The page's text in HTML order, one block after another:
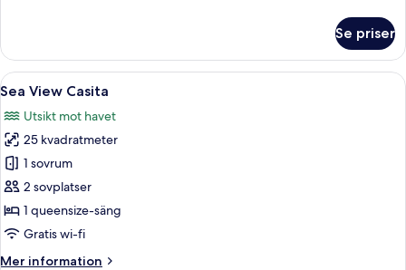
King
Room
Se priser
Öppna
alla
foton
för
Sea
View
Casita
En bungalow med halmtak, en
5
Sea View Casita
Utsikt mot havet
25 kvadratmeter
1 sovrum
2 sovplatser
1 queensize-säng
Gratis wi-fi
Mer information
Mer